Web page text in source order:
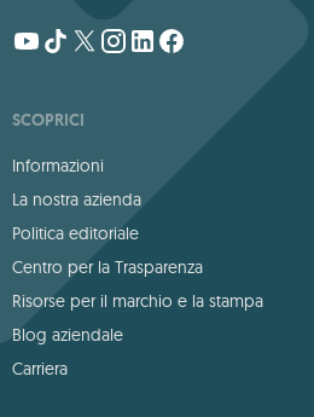
SCOPRICI
Informazioni
La nostra azienda
Politica editoriale
Centro per la Trasparenza
Risorse per il marchio e la stampa
Blog aziendale
Carriera